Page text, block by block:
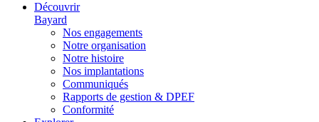
Découvrir
Bayard
Nos engagements
Notre organisation
Notre histoire
Nos implantations
Communiqués
Rapports de gestion & DPEF
Conformité